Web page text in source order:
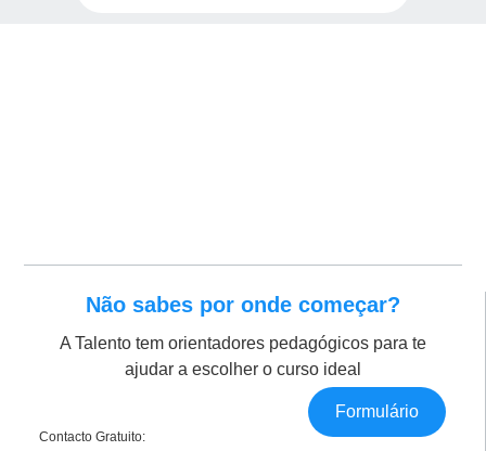
Não sabes por onde começar?
A Talento tem orientadores pedagógicos para te
ajudar a escolher o curso ideal
Contacto Gratuito:
Formulário